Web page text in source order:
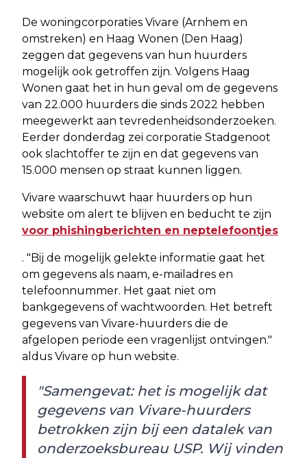
De woningcorporaties Vivare (Arnhem en
omstreken) en Haag Wonen (Den Haag)
zeggen dat gegevens van hun huurders
mogelijk ook getroffen zijn. Volgens Haag
Wonen gaat het in hun geval om de gegevens
van 22.000 huurders die sinds 2022 hebben
meegewerkt aan tevredenheidsonderzoeken.
Eerder donderdag zei corporatie Stadgenoot
ook slachtoffer te zijn en dat gegevens van
15.000 mensen op straat kunnen liggen.
Vivare waarschuwt haar huurders op hun
website om alert te blijven en beducht te zijn
voor phishingberichten en neptelefoontjes
. "Bij de mogelijk gelekte informatie gaat het
om gegevens als naam, e-mailadres en
telefoonnummer. Het gaat niet om
bankgegevens of wachtwoorden. Het betreft
gegevens van Vivare-huurders die de
afgelopen periode een vragenlijst ontvingen."
aldus Vivare op hun website.
"Samengevat: het is mogelijk dat
gegevens van Vivare-huurders
betrokken zijn bij een datalek van
onderzoeksbureau USP. Wij vinden